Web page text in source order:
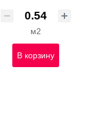
м2
В корзину